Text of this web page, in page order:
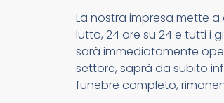
La nostra impresa mette
lutto, 24 ore su 24 e tutti i
sarà immediatamente
settore, saprà da subito
funebre completo,